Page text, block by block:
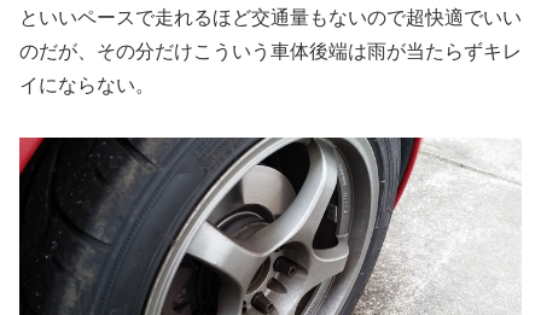
といいペースで走れるほど交通量もないので超快適でいい
のだが、その分だけこういう車体後端は雨が当たらずキレ
イにならない。